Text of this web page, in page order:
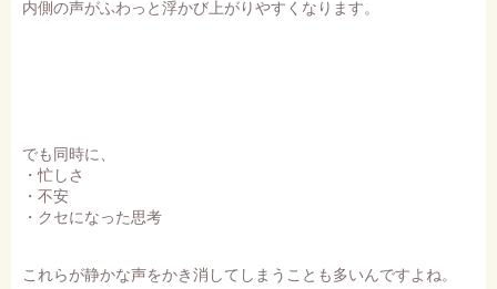
内側の声がふわっと浮かび上がりやすくなります。
でも同時に、
・忙しさ
・不安
・クセになった思考
これらが静かな声をかき消してしまうことも多いんですよね。